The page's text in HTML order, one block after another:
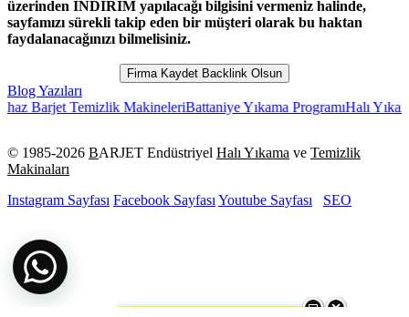
üzerinden İNDİRİM yapılacağı bilgisini vermeniz halinde,
sayfamızı sürekli takip eden bir müşteri olarak bu haktan
faydalanacağınızı bilmelisiniz.
Firma Kaydet Backlink Olsun
Blog Yazıları
Temizlik MakineleriBattaniye Yıkama ProgramıHalı Yıkama
© 1985-2026 BARJET Endüstriyel Halı Yıkama ve Temizlik
Makinaları
Instagram Sayfası Facebook SayfasıYoutube Sayfası SEO